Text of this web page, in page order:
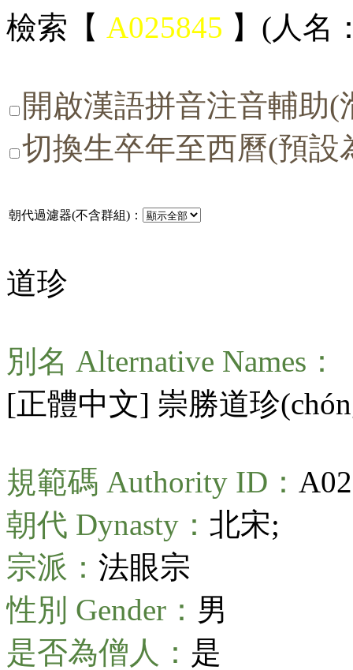
檢索【 A025845 】(人名
開啟漢語拼音注音輔助
切換生卒年至西曆(預設
朝代過濾器(不含群組)：
道珍
別名 Alternative Names：
[正體中文] 崇勝道珍(
規範碼 Authority ID：
朝代 Dynasty： 北宋;
宗派： 法眼宗
性別 Gender： 男
是否為僧人： 是